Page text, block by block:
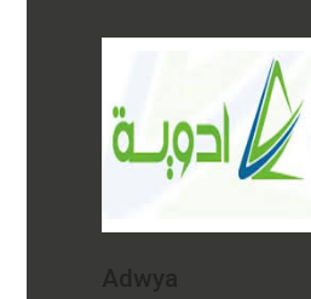
Adwya